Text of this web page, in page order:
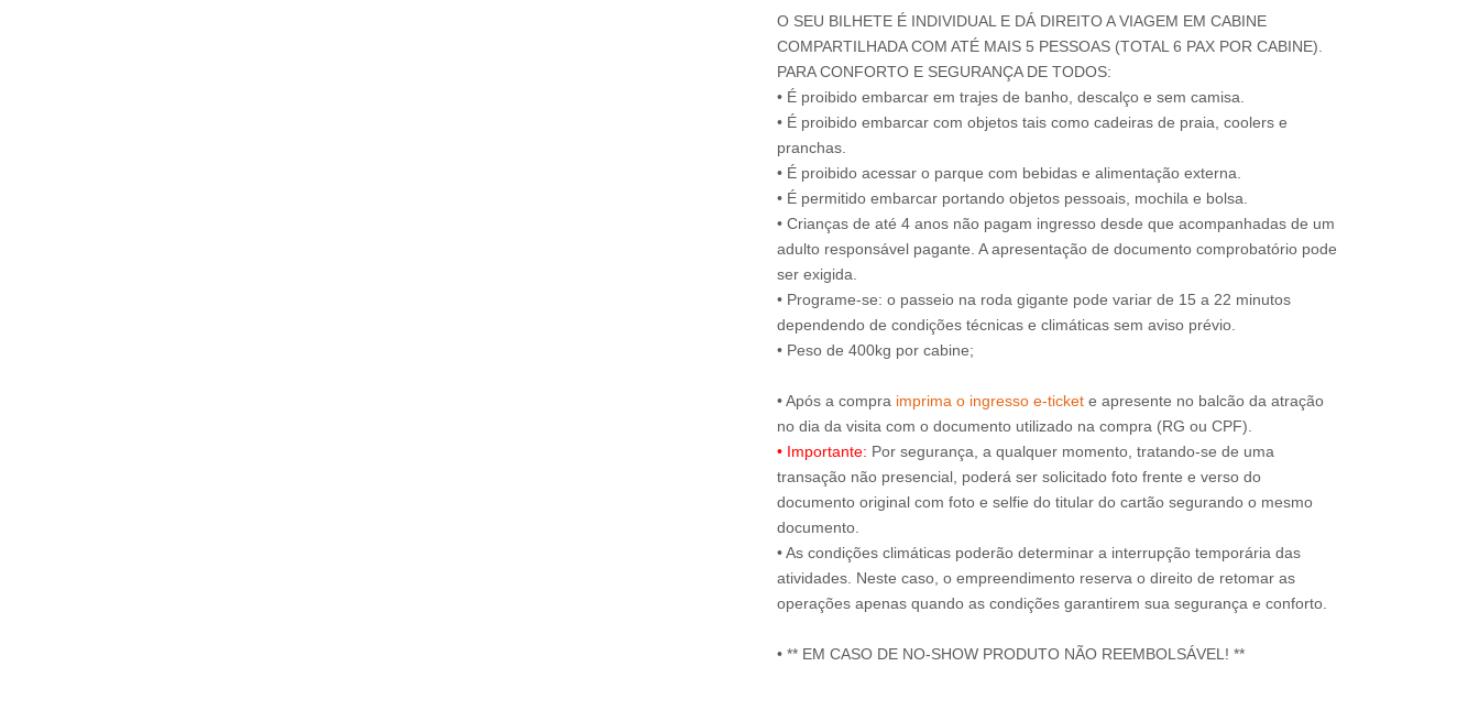
O SEU BILHETE É INDIVIDUAL E DÁ DIREITO A VIAGEM EM CABINE
COMPARTILHADA COM ATÉ MAIS 5 PESSOAS (TOTAL 6 PAX POR CABINE).
PARA CONFORTO E SEGURANÇA DE TODOS:
• É proibido embarcar em trajes de banho, descalço e sem camisa.
• É proibido embarcar com objetos tais como cadeiras de praia, coolers e
pranchas.
• É proibido acessar o parque com bebidas e alimentação externa.
• É permitido embarcar portando objetos pessoais, mochila e bolsa.
• Crianças de até 4 anos não pagam ingresso desde que acompanhadas de um
adulto responsável pagante. A apresentação de documento comprobatório pode
ser exigida.
• Programe-se: o passeio na roda gigante pode variar de 15 a 22 minutos
dependendo de condições técnicas e climáticas sem aviso prévio.
• Peso de 400kg por cabine;
• Após a compra imprima o ingresso e-tickete apresente no balcão da atração
• Importante: Por segurança, a qualquer momento, tratando-se de uma
transação não presencial, poderá ser solicitado foto frente e verso do
documento original com foto e selfie do titular do cartão segurando o mesmo
documento.
• As condições climáticas poderão determinar a interrupção temporária das
atividades. Neste caso, o empreendimento reserva o direito de retomar as
operações apenas quando as condições garantirem sua segurança e conforto.
• ** EM CASO DE NO-SHOW PRODUTO NÃO REEMBOLSÁVEL! **